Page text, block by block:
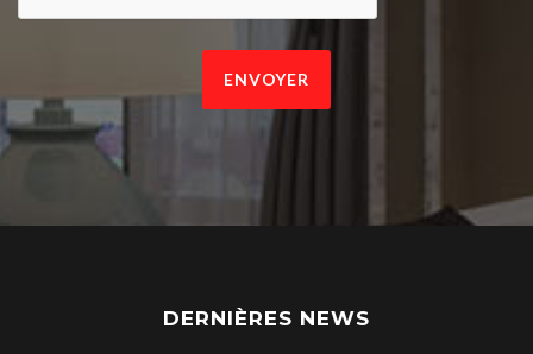
ENVOYER
DERNIÈRES NEWS